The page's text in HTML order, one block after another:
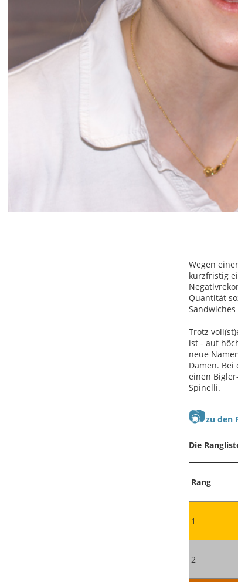
Wegen
kurzfristig
Quantität
Trotz
ist - auf
neue
Damen.
einen
Spinelli.
📷zu den
Die
Rang
1
2